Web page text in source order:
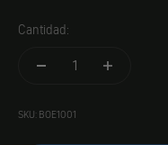
Cantidad:
SKU: BOE1001